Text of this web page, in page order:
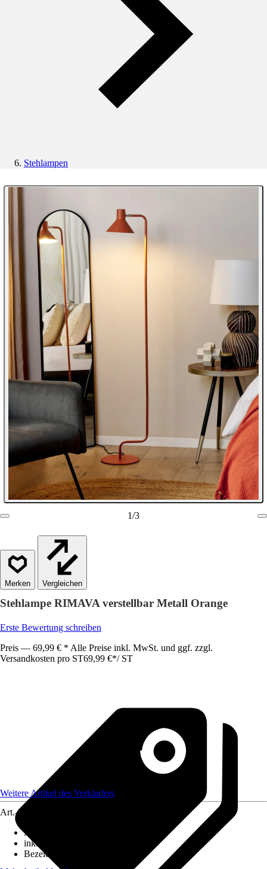
Stehlampen
1/3
Vergleichen
Stehlampe RIMAVA verstellbar Metall Orange
Erste Bewertung schreiben
Preis — 69,99 € * Alle Preise inkl. MwSt. und ggf. zzgl.
Versandkosten pro ST69,99 €*/ ST
Weitere Artikel des Verkäufers
Art.-Nr.
Ausführung
inklusive Leuchtmittel
Bezeichnung Fassung